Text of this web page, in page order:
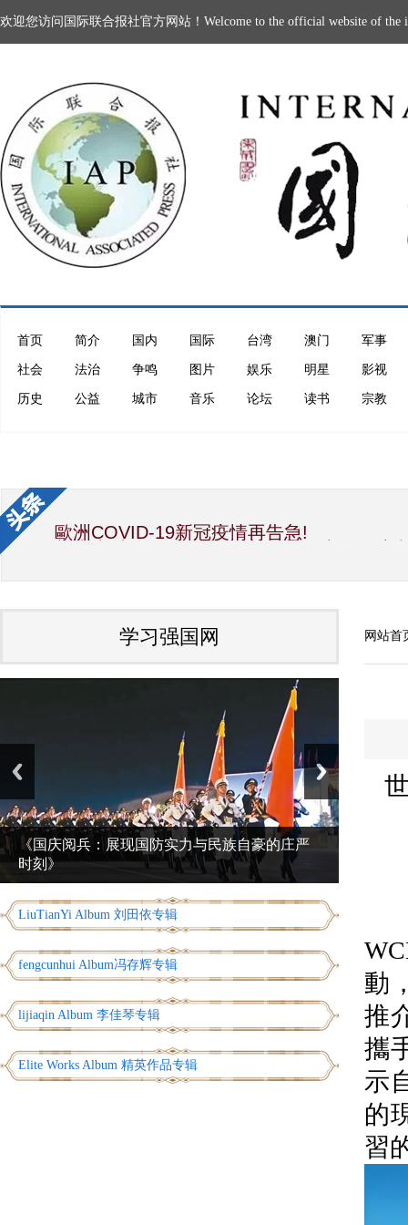
欢迎您访问国际联合报社官方网站！Welcome to the official website of the
首页 简介 国内 国际 台湾 澳门 军事
社会 法治 争鸣 图片 娱乐 明星 影视
历史 公益 城市 音乐 论坛 读书 宗教
歐洲COVID-19新冠疫情再告急!
国宝素食厨神洪银龙与吴慧莲理事长大力推
因受疫情影响，彭阳月子鸡蛋滞销，给企
夏精准扶贫项目，也是彭阳特产。疫情之
中共中央政治局常务委员会召开会议 研究
习近平向全国各族人民致以美好的新春祝福
国家主席习近平发表二〇二〇年新年贺词
中国会变成一个大强国而又使人可亲（光
学习强国网
《国庆阅兵：展现国防实力与民族自豪的庄严
时刻》
LiuTianYi Album 刘田依专辑
fengcunhui Album冯存辉专辑
lijiaqin Album 李佳琴专辑
Elite Works Album 精英作品专辑
网站首
動
推
攜
示
的
習